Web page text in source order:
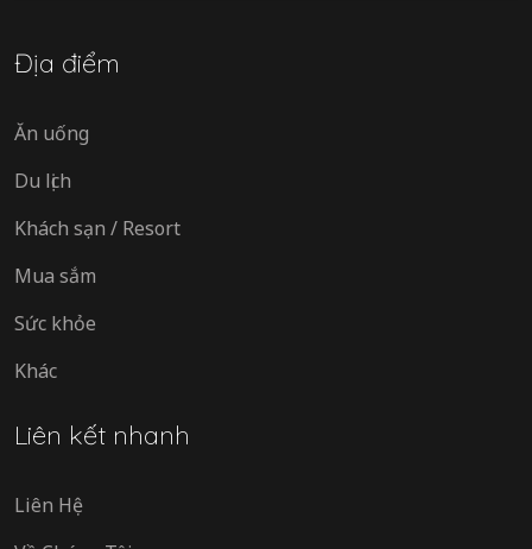
Địa điểm
Ăn uống
Du lịch
Khách sạn / Resort
Mua sắm
Sức khỏe
Khác
Liên kết nhanh
Liên Hệ